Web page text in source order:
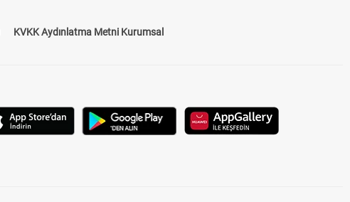
KVKK Aydınlatma Metni Kurumsal